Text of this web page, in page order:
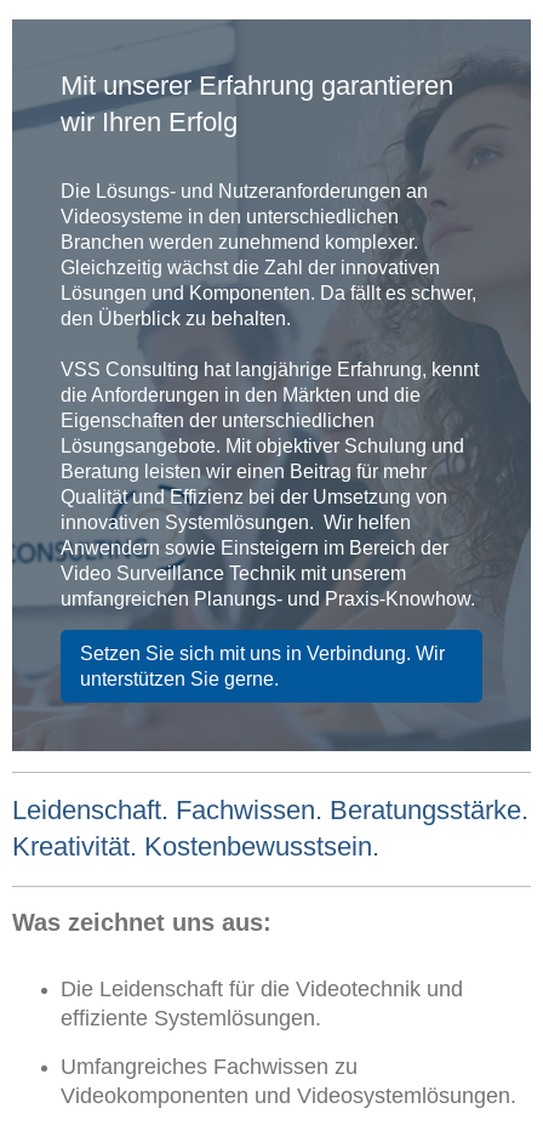
Mit unserer Erfahrung garantieren
wir Ihren Erfolg
Die Lösungs- und Nutzeranforderungen an
Videosysteme in den unterschiedlichen
Branchen werden zunehmend komplexer.
Gleichzeitig wächst die Zahl der innovativen
Lösungen und Komponenten. Da fällt es schwer,
den Überblick zu behalten.
VSS Consulting hat langjährige Erfahrung, kennt
die Anforderungen in den Märkten und die
Eigenschaften der unterschiedlichen
Lösungsangebote. Mit objektiver Schulung und
Beratung leisten wir einen Beitrag für mehr
Qualität und Effizienz bei der Umsetzung von
innovativen Systemlösungen. Wir helfen
Anwendern sowie Einsteigern im Bereich der
Video Surveillance Technik mit unserem
umfangreichen Planungs- und Praxis-Knowhow.
Setzen Sie sich mit uns in Verbindung. Wir
unterstützen Sie gerne.
Leidenschaft. Fachwissen. Beratungsstärke.
Kreativität. Kostenbewusstsein.
Was zeichnet uns aus:
Die Leidenschaft für die Videotechnik und
effiziente Systemlösungen.
Umfangreiches Fachwissen zu
Videokomponenten und Videosystemlösungen.